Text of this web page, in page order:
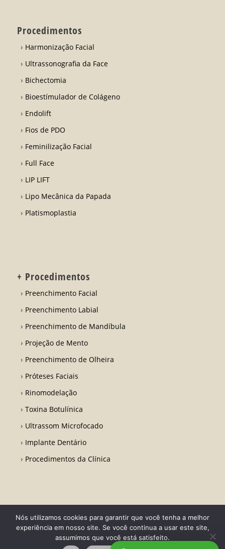
Procedimentos
Harmonização Facial
Ultrassonografia da Face
Bichectomia
Bioestímulador de Colágeno
Endolift
Fios de PDO
Feminilização Facial
Full Face
LIP LIFT
Lipo Mecânica da Papada
Platismoplastia
+ Procedimentos
Preenchimento Facial
Preenchimento Labial
Preenchimento de Mandíbula
Projeção de Mento
Preenchimento de Olheira
Próteses Faciais
Rinomodelação
Toxina Botulínica
Ultrassom Microfocado
Implante Dentário
Procedimentos da Clínica
Todos os direitos reservados - Dr. Fabio Ricardo Barros | CRO RJ 31728-
Desenvolvido por LA Comunicações
Nós utilizamos cookies para garantir que você tenha a melhor
experiência em nosso site. Se você continua a usar este site,
assumimos que você está satisfeito.